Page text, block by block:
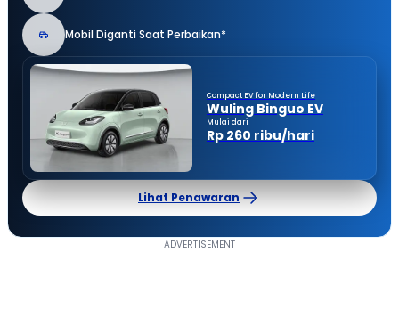
Mobil Diganti Saat Perbaikan*
Compact EV for Modern Life
Wuling Binguo EV
Mulai dari
Rp 260 ribu/hari
Lihat Penawaran